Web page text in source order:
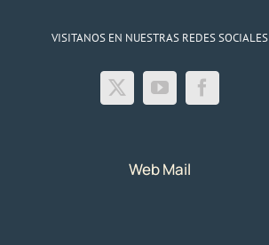
VISITANOS EN NUESTRAS REDES SOCIALES
Web Mail